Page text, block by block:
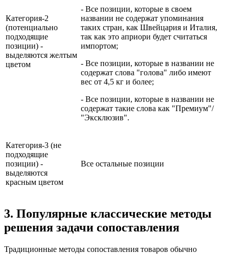
Категория-2
(потенциально
подходящие
позиции) -
выделяются желтым
цветом
- Все позиции, которые в своем
названии не содержат упоминания
таких стран, как Швейцария и Италия,
так как это априори будет считаться
импортом;
- Все позиции, которые в названии не
содержат слова "голова" либо имеют
вес от 4,5 кг и более;
- Все позиции, которые в названии не
содержат такие слова как "Премиум"/
"Эксклюзив".
Категория-3 (не
подходящие
позиции) -
выделяются
красным цветом
Все остальные позиции
3. Популярные классические методы
решения задачи сопоставления
Традиционные методы сопоставления товаров обычно